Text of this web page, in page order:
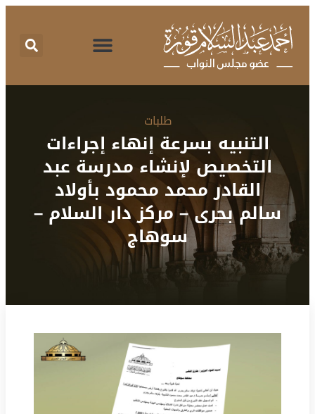
طلبات
التنبيه بسرعة إنهاء إجراءات
التخصيص لإنشاء مدرسة عبد
القادر محمد محمود بأولاد
سالم بحرى – مركز دار السلام –
سوهاج